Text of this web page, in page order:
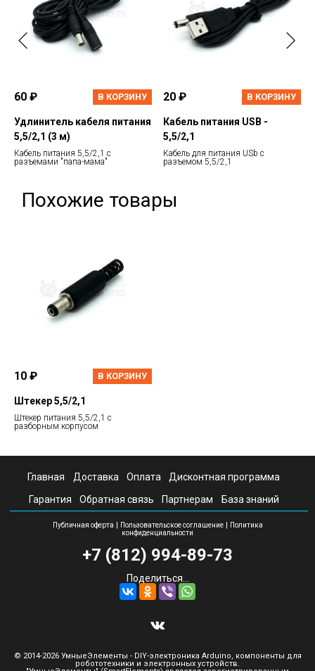
60 ₽ В КОРЗИНУ
Удлинитель кабеля питания
5,5/2,1 (3 м)
Кабель питания 5,5/2,1 с
разъемами "папа-мама"
20 ₽ В КОРЗИНУ
Кабель питания USB -
5,5/2,1
Кабель для питания USb с
разъемом 5,5/2,1
Похожие товары
10 ₽ В КОРЗИНУ
Штекер 5,5/2,1
Штекер питания 5,5/2,1 с
разборным корпусом
Главная Доставка Оплата Дисконтная программа
Гарантия Обратная связь Партнерам База знаний
Публичная оферта | Пользовательское соглашение| Политика
конфиденциальности
Поделиться...
+7 (812) 994-89-73
© 2014-2026 УмныеЭлементы - DIY-электроника Arduino, компоненты для
робототехники и электронных устройств.